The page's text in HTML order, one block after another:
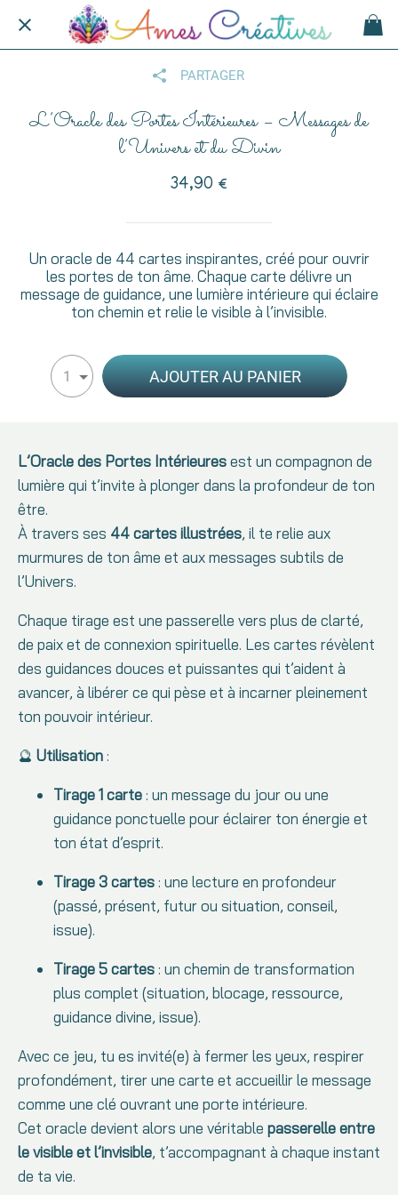
PARTAGER
L’Oracle des Portes Intérieures – Messages de
l’Univers et du Divin
34,90 €
Un oracle de 44 cartes inspirantes, créé pour ouvrir
les portes de ton âme. Chaque carte délivre un
message de guidance, une lumière intérieure qui éclaire
ton chemin et relie le visible à l’invisible.
1 AJOUTER AU PANIER
L’Oracle des Portes Intérieuresest un compagnon de
lumière qui t’invite à plonger dans la profondeur de ton
être.
À travers ses 44 cartes illustrées, il te relie aux
murmures de ton âme et aux messages subtils de
l’Univers.
Chaque tirage est une passerelle vers plus de clarté,
de paix et de connexion spirituelle. Les cartes révèlent
des guidances douces et puissantes qui t’aident à
avancer, à libérer ce qui pèse et à incarner pleinement
ton pouvoir intérieur.
🔮 Utilisation :
Tirage 1 carte : un message du jour ou une
guidance ponctuelle pour éclairer ton énergie et
ton état d’esprit.
Tirage 3 cartes : une lecture en profondeur
(passé, présent, futur ou situation, conseil,
issue).
Tirage 5 cartes : un chemin de transformation
plus complet (situation, blocage, ressource,
guidance divine, issue).
Avec ce jeu, tu es invité(e) à fermer les yeux, respirer
profondément, tirer une carte et accueillir le message
comme une clé ouvrant une porte intérieure.
Cet oracle devient alors une véritable passerelle entre
le visible et l’invisible, t’accompagnant à chaque instant
de ta vie.